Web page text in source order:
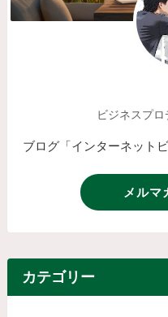
ビジネスプ
ブログ「インターネット
メルマ
カテゴリー